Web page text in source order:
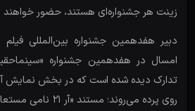
زینت هر جشنواره‌ای هستند، حضور
دبیر هفدهمین جشنواره بین‌المللی
امسال در هفدهمین جشنواره
تدارک دیده شده است که در بخش نمایش
روی پرده می‌روند؛